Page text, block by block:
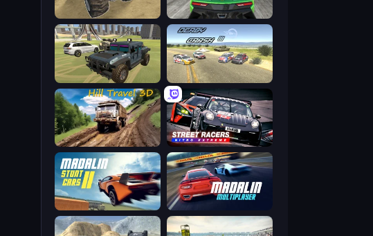
Speed Racing Pro 2
Derby Crash 3
4x4 Offroader
Street Racers Nitro Extreme
Hill Travel 3D
Madalin Stunt Cars 2